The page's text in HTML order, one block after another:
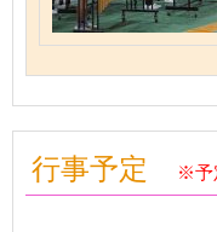
行事予定 ※予